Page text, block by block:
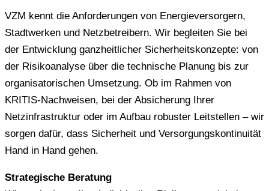
VZM kennt die Anforderungen von Energieversorgern,
Stadtwerken und Netzbetreibern. Wir begleiten Sie bei
der Entwicklung ganzheitlicher Sicherheitskonzepte: von
der Risikoanalyse über die technische Planung bis zur
organisatorischen Umsetzung. Ob im Rahmen von
KRITIS-Nachweisen, bei der Absicherung Ihrer
Netzinfrastruktur oder im Aufbau robuster Leitstellen – wir
sorgen dafür, dass Sicherheit und Versorgungskontinuität
Hand in Hand gehen.
Strategische Beratung